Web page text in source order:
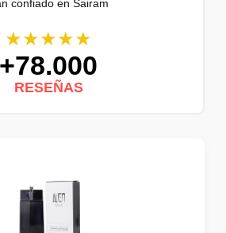
confiado en Sairam
★★★★★
+78.000
RESEÑAS